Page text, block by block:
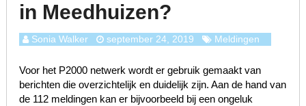
in Meedhuizen?
Sonia Walker september 24, 2019 Meldingen
Voor het P2000 netwerk wordt er gebruik gemaakt van
berichten die overzichtelijk en duidelijk zijn. Aan de hand van
de 112 meldingen kan er bijvoorbeeld bij een ongeluk